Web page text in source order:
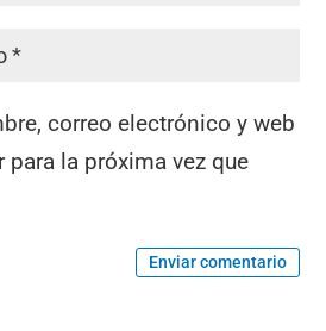
correo electrónico y web
para la próxima vez que
Enviar comentario